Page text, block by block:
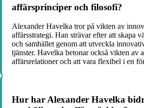
affärsprinciper och filosofi?
Alexander Havelka tror på vikten av
affärsstrategi. Han strävar efter att skapa
och samhället genom att utveckla
tjänster. Havelka betonar också vikten av
affärsrelationer och att vara flexibel i en
Hur har Alexander Havelka